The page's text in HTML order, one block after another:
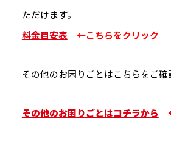
ただけます。
料金目安表
←こちらをクリック
その他のお困りごとはこちらをご確
その他のお困りごとはコチラから